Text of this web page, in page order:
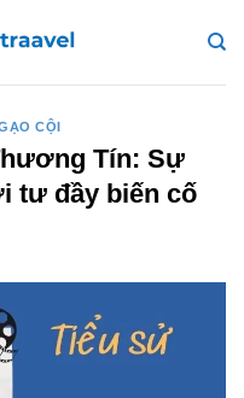
CỘI
Tín: Sự
tư đầy biến cố